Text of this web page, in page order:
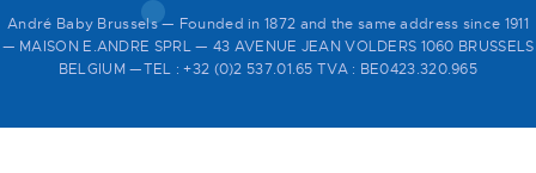
André Baby Brussels — Founded in 1872 and the same address since 1911
— MAISON E.ANDRE SPRL — 43 AVENUE JEAN VOLDERS 1060 BRUSSELS
BELGIUM —TEL : +32 (0)2 537.01.65 TVA : BE0423.320.965